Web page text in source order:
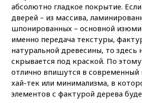
абсолютно гладкое покрытие.
дверей – из массива,
шпонированных – основной
именно передача текстуры,
натуральной древесины, то здесь
скрывается под краской. По
отлично впишутся в современный
хай-тек или минимализма, в
элементов с фактурой дерева